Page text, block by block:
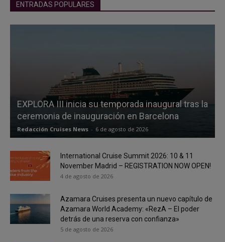
ENTRADAS POPULARES
EXPLORA III inicia su temporada inaugural tras la
ceremonia de inauguración en Barcelona
Redacción Cruises News - 6 de agosto de 2026
International Cruise Summit 2026: 10 & 11
November Madrid – REGISTRATION NOW OPEN!
4 de agosto de 2026
Azamara Cruises presenta un nuevo capítulo de
Azamara World Academy: «RezA – El poder
detrás de una reserva con confianza»
5 de agosto de 2026